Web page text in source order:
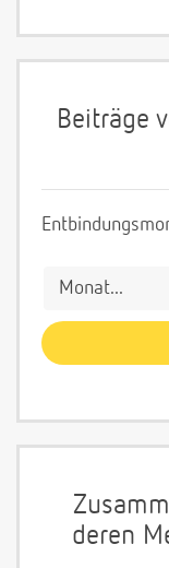
Beiträge
deren